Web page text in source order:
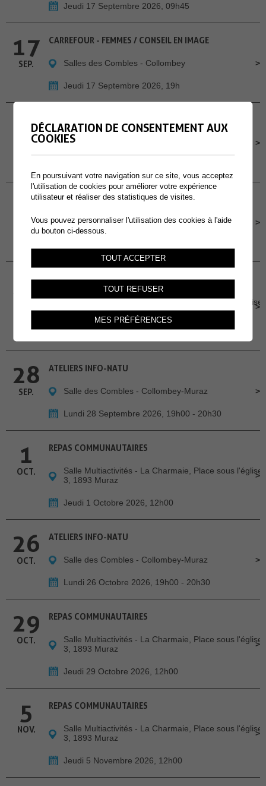
Jeudi 17 Septembre 2026, 09h45
17
SEP.
CARREFOUR - FEMMES / CONSEIL EN IMAGE
Salles des Combles - Collombey
Jeudi 17 Septembre 2026, 19h
18
SEP. Cour de l'école primaire de Muraz
19
SEP.
CONCOURS POMPIERS PROTECTION RESPIRATOIRE
Site des Perraires
24 REPAS COMMUNAUTAIRES
Salle Multiactivités - La Charmaie, Place sous l'église
3, 1893 Muraz
28
SEP.
ATELIERS INFO-NATU
Salle des Combles - Collombey-Muraz
Lundi 28 Septembre 2026, 19h00 - 20h30
1
OCT.
REPAS COMMUNAUTAIRES
Salle Multiactivités - La Charmaie, Place sous l'église
3, 1893 Muraz
Jeudi 1 Octobre 2026, 12h00
26
OCT.
ATELIERS INFO-NATU
Salle des Combles - Collombey-Muraz
Lundi 26 Octobre 2026, 19h00 - 20h30
29
OCT.
REPAS COMMUNAUTAIRES
Salle Multiactivités - La Charmaie, Place sous l'église
3, 1893 Muraz
Jeudi 29 Octobre 2026, 12h00
5
NOV.
REPAS COMMUNAUTAIRES
Salle Multiactivités - La Charmaie, Place sous l'église
3, 1893 Muraz
Jeudi 5 Novembre 2026, 12h00
DÉCLARATION DE CONSENTEMENT AUX
COOKIES
En poursuivant votre navigation sur ce site, vous acceptez
l'utilisation de cookies pour améliorer votre expérience
utilisateur et réaliser des statistiques de visites.
Vous pouvez personnaliser l'utilisation des cookies à l'aide
du bouton ci-dessous.
TOUT ACCEPTER
TOUT REFUSER
MES PRÉFÉRENCES